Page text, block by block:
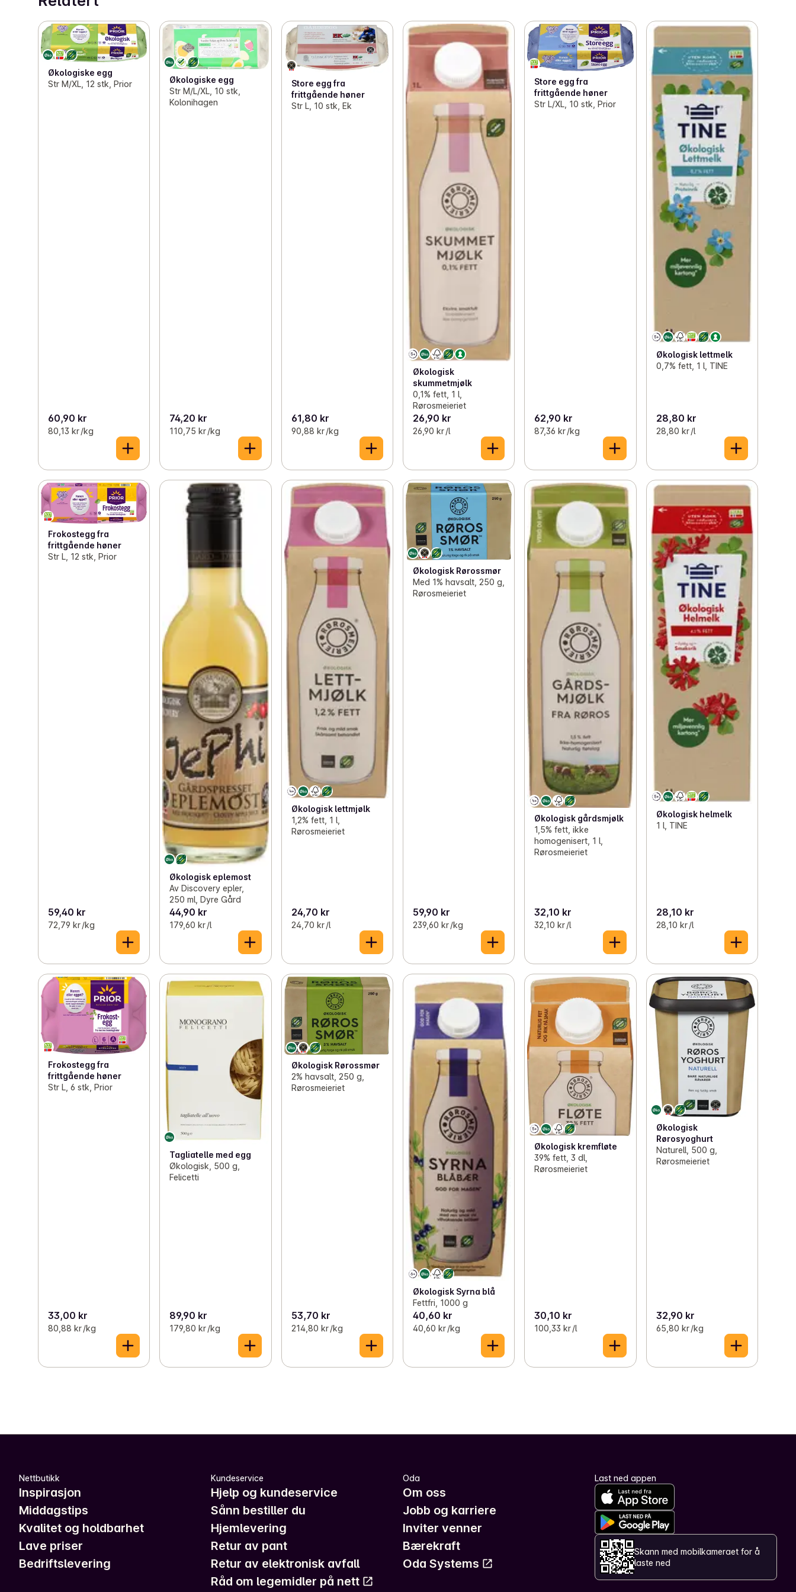
Økologiske egg
Str M/XL, 12 stk, Prior
60,90 kr
80,13 kr /kg
Økologiske egg
Str M/L/XL, 10 stk,
Kolonihagen
74,20 kr
110,75 kr /kg
Store egg fra
frittgående høner
Str L, 10 stk, Ek
61,80 kr
90,88 kr /kg
Økologisk
skummetmjølk
0,1% fett, 1 l,
Rørosmeieriet
26,90 kr
26,90 kr /l
Store egg fra
frittgående høner
Str L/XL, 10 stk, Prior
62,90 kr
87,36 kr /kg
Økologisk lettmelk
0,7% fett, 1 l, TINE
28,80 kr
28,80 kr /l
Frokostegg fra
frittgående høner
Str L, 12 stk, Prior
59,40 kr
72,79 kr /kg
Økologisk eplemost
Av Discovery epler,
250 ml, Dyre Gård
44,90 kr
179,60 kr /l
Økologisk lettmjølk
1,2% fett, 1 l,
Rørosmeieriet
24,70 kr
24,70 kr /l
Økologisk Rørossmør
Med 1% havsalt, 250 g,
Rørosmeieriet
59,90 kr
239,60 kr /kg
Økologisk gårdsmjølk
1,5% fett, ikke
homogenisert, 1 l,
Rørosmeieriet
32,10 kr
32,10 kr /l
Økologisk helmelk
1 l, TINE
28,10 kr
28,10 kr /l
Frokostegg fra
frittgående høner
Str L, 6 stk, Prior
33,00 kr
80,88 kr /kg
Tagliatelle med egg
Økologisk, 500 g,
Felicetti
89,90 kr
179,80 kr /kg
Økologisk Rørossmør
2% havsalt, 250 g,
Rørosmeieriet
53,70 kr
214,80 kr /kg
Økologisk Syrna blå
Fettfri, 1000 g
40,60 kr
40,60 kr /kg
Økologisk kremfløte
39% fett, 3 dl,
Rørosmeieriet
30,10 kr
100,33 kr /l
Økologisk
Rørosyoghurt
Naturell, 500 g,
Rørosmeieriet
32,90 kr
65,80 kr /kg
Nettbutikk
Inspirasjon
Middagstips
Kvalitet og holdbarhet
Lave priser
Bedriftslevering
Kundeservice
Hjelp og kundeservice
Sånn bestiller du
Hjemlevering
Retur av pant
Retur av elektronisk avfall
Råd om legemidler på nett
Oda
Om oss
Jobb og karriere
Inviter venner
Bærekraft
Oda Systems
Last ned appen
Skann med mobilkameraet for å
laste ned